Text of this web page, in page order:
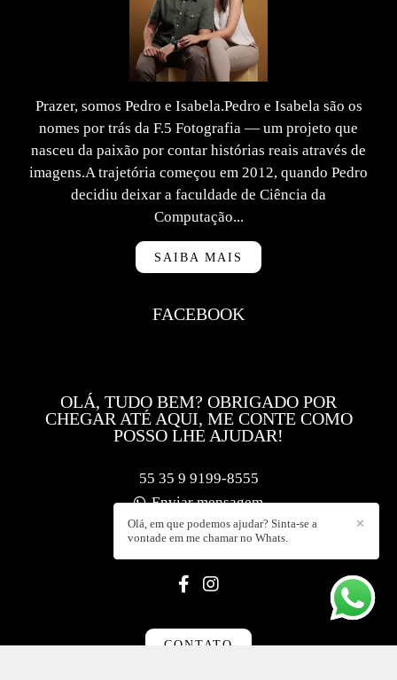
Prazer, somos Pedro e Isabela.Pedro e Isabela são os
nomes por trás da F.5 Fotografia — um projeto que
nasceu da paixão por contar histórias reais através de
imagens.A trajetória começou em 2012, quando Pedro
decidiu deixar a faculdade de Ciência da
Computação...
SAIBA MAIS
FACEBOOK
OLÁ, TUDO BEM? OBRIGADO POR
CHEGAR ATÉ AQUI, ME CONTE COMO
POSSO LHE AJUDAR!
55 35 9 9199-8555
Enviar mensagem
contato@f5foto.com.br
CONTATO
✕
Olá, em que podemos ajudar? Sinta-se a
vontade em me chamar no Whats.